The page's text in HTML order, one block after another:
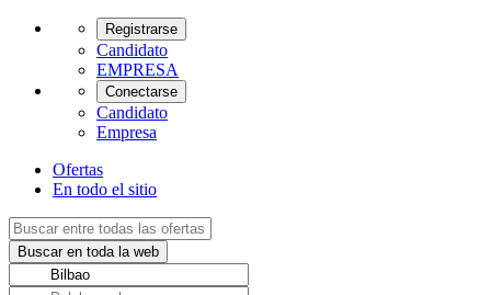
Registrarse
Candidato
EMPRESA
Conectarse
Candidato
Empresa
Ofertas
En todo el sitio